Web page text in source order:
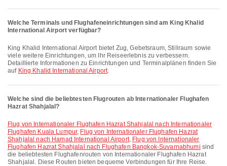
Welche Terminals und Flughafeneinrichtungen sind am King Khalid
International Airport verfügbar?
King Khalid International Airport bietet Zug, Gebetsraum, Stillraum sowie
viele weitere Einrichtungen, um Ihr Reiseerlebnis zu verbessern.
Detaillierte Informationen zu Einrichtungen und Terminalplänen finden Sie
auf King Khalid International Airport.
Welche sind die beliebtesten Flugrouten ab Internationaler Flughafen
Hazrat Shahjalal?
Flug von Internationaler Flughafen Hazrat Shahjalal nach Internationaler
Flughafen Kuala Lumpur, Flug von Internationaler Flughafen Hazrat
Shahjalal nach Hamad International Airport, Flug von Internationaler
Flughafen Hazrat Shahjalal nach Flughafen Bangkok-Suvarnabhumi sind
die beliebtesten Flughafenrouten von Internationaler Flughafen Hazrat
Shahjalal. Diese Routen bieten bequeme Verbindungen für Ihre Reise.